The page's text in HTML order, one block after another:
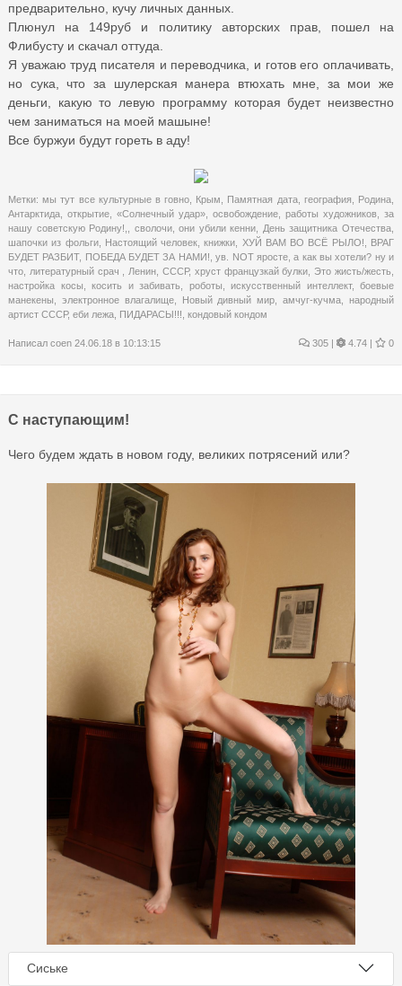
предварительно, кучу личных данных.
Плюнул на 149руб и политику авторских прав, пошел на
Флибусту и скачал оттуда.
Я уважаю труд писателя и переводчика, и готов его оплачивать,
но сука, что за шулерская манера втюхать мне, за мои же
деньги, какую то левую программу которая будет неизвестно
чем заниматься на моей машыне!
Все буржуи будут гореть в аду!
Метки:мы тут все культурные в говно Крым Памятная дата, география Родина
Антарктида
открытие «Солнечный удар» освобождение работы художников
за
нашу советскую Родину!,
сволочи,они убили кенни День защитника Отечества
шапочки из фольги, Настоящий человек ,книжки ХУЙ ВАМ ВО ВСЁ РЫЛО!
ВРАГ
БУДЕТ РАЗБИТ, ПОБЕДА БУДЕТ ЗА НАМИ! ,ув. NOT яросте,а как вы хотели? ну и
что
литературный срач Ленин ,СССР, хруст французкай булки Это жисть/жесть
настройка косы
косить и забивать роботы искусственный интеллект, боевые
манекены
электронное влагалище, Новый дивный мир ,амчуг-кучма ,народный
артист СССР, еби лежа ПИДАРАСЫ!!! кондовый кондом
Написал coen 24.06.18 в 10:13:15 305 | 4.74 | 0
С наступающим!
Чего будем ждать в новом году, великих потрясений или?
Сиське